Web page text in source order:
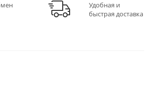
Удобная и
быстрая доставка